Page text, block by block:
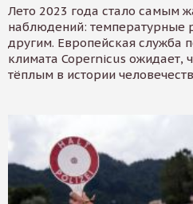
Лето 2023 года стало самым
наблюдений: температурные
другим. Европейская служба
климата Copernicus ожидает,
тёплым в истории